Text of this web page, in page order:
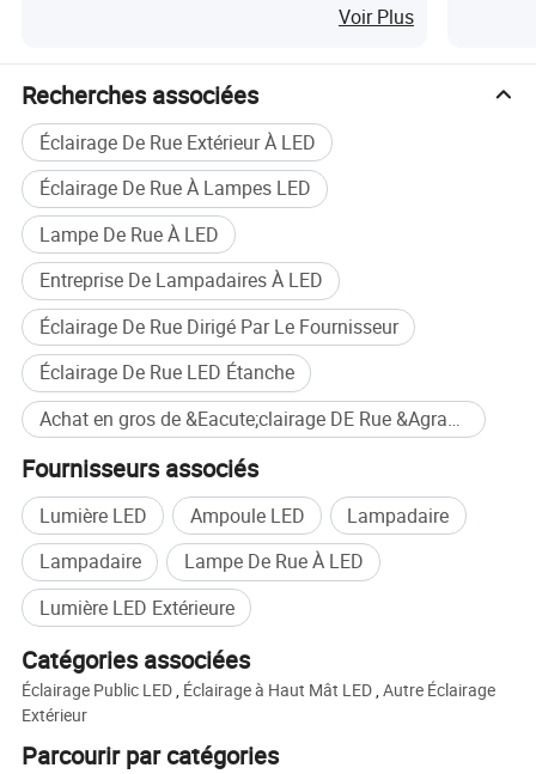
Voir Plus
Recherches associées
Éclairage De Rue Extérieur À LED
Éclairage De Rue À Lampes LED
Lampe De Rue À LED
Entreprise De Lampadaires À LED
Éclairage De Rue Dirigé Par Le Fournisseur
Éclairage De Rue LED Étanche
Achat en gros de &Eacute;clairage DE Rue &Agrave; LED
Fournisseurs associés
Lumière LED Ampoule LED
Lampadaire
Lampadaire
Lampe De Rue À LED
Lumière LED Extérieure
Catégories associées
Éclairage Public LED, Éclairage à Haut Mât LED,Autre Éclairage
Extérieur
Parcourir par catégories